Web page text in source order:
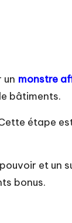
un monstre
bâtiments.
étape
et un
bonus.